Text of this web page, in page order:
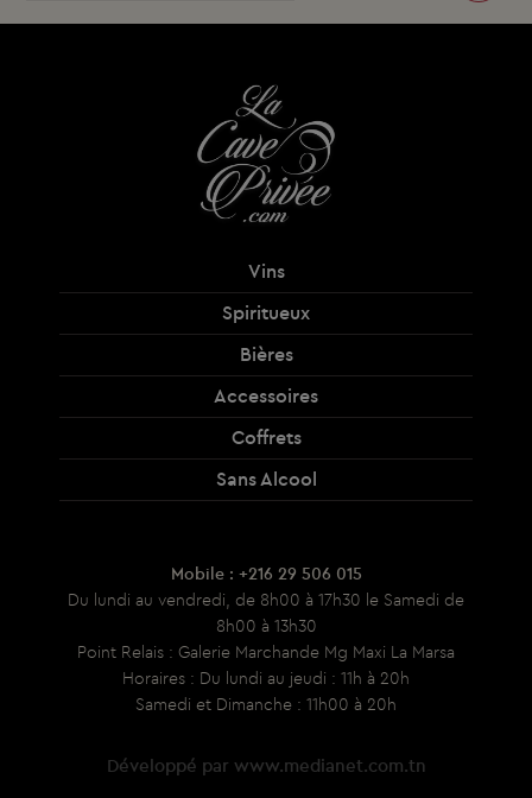
Vins
Spiritueux
Bières
Accessoires
Coffrets
Sans Alcool
Mobile : +216 29 506 015
Du lundi au vendredi, de 8h00 à 17h30 le Samedi de
8h00 à 13h30
Point Relais : Galerie Marchande Mg Maxi La Marsa
Horaires : Du lundi au jeudi : 11h à 20h
Samedi et Dimanche : 11h00 à 20h
Développé par www.medianet.com.tn